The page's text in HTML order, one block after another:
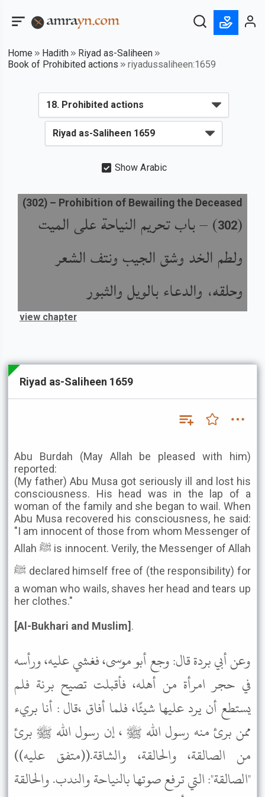
Home Hadith
Riyad as-Saliheen
Book of Prohibited actions
riyadussaliheen:1659
Show Arabic
(
302
) –باب تحريم النياحة على الميت
ولطم الخد وشق الجيب ونتف الشعر
وحلقه، والدعاء بالويل والثبور
(302) – Prohibition of Bewailing the Deceased
view chapter
Riyad as-Saliheen 1659
Abu Burdah (May Allah be pleased with him)
reported:
(My father) Abu Musa got seriously ill and lost his
consciousness. His head was in the lap of a
woman of the family and she began to wail. When
Abu Musa recovered his consciousness, he said:
"I am innocent of those from whom Messenger of
Allah ﷺ is innocent. Verily, the Messenger of Allah
ﷺ declared himself free of (the responsibility) for
a woman who wails, shaves her head and tears up
her clothes."
[Al-Bukhari and Muslim] .
وعن أبي بردة قال: وجع أبو موسى، فغشي عليه، ورأسه
في حجر امرأة من أهله، فأقبلت تصيح برنة فلم
يستطع أن يرد عليها شيئًا، فلما أفاق ،قال : أنا بريء
ممن برئ منه رسول الله ﷺ ، إن رسول الله ﷺ برئ
من الصالقة، والحالقة، والشاقة.((متفق عليه))
"الصالقة": التي ترفع صوتها بالنياحة والندب. والحالقة